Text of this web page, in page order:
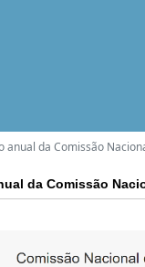
anual da Comissão
da Comissão